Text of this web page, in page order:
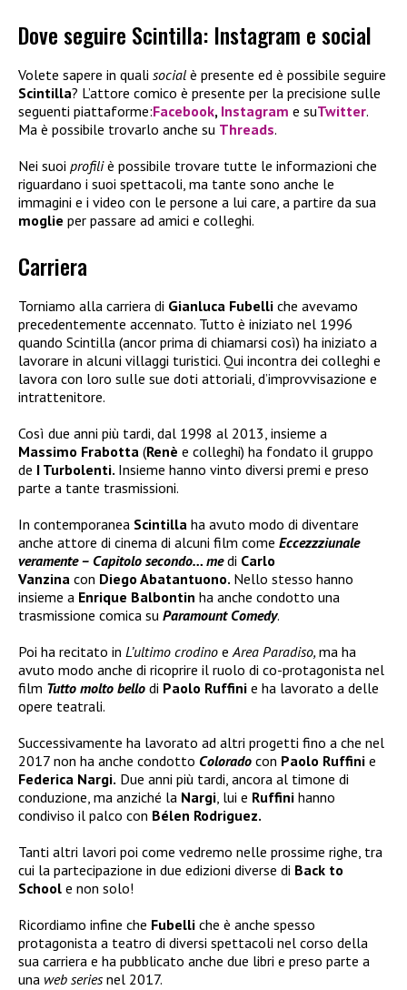
Dove seguire Scintilla: Instagram e social
Volete sapere in quali social è presente ed è possibile seguire
Scintilla? L’attore comico è presente per la precisione sulle
seguenti piattaforme:Facebook, Instagram e suTwitter.
Ma è possibile trovarlo anche su Threads.
Nei suoi profiliè possibile trovare tutte le informazioni che
riguardano i suoi spettacoli, ma tante sono anche le
immagini e i video con le persone a lui care, a partire da sua
moglie per passare ad amici e colleghi.
Carriera
Torniamo alla carriera di Gianluca Fubelli che avevamo
precedentemente accennato. Tutto è iniziato nel 1996
quando Scintilla (ancor prima di chiamarsi così) ha iniziato a
lavorare in alcuni villaggi turistici. Qui incontra dei colleghi e
lavora con loro sulle sue doti attoriali, d’improvvisazione e
intrattenitore.
Così due anni più tardi, dal 1998 al 2013, insieme a
Massimo Frabotta (Renè e colleghi) ha fondato il gruppo
de I Turbolenti. Insieme hanno vinto diversi premi e preso
parte a tante trasmissioni.
In contemporanea Scintilla ha avuto modo di diventare
anche attore di cinema di alcuni film come Eccezzziunale
veramente – Capitolo secondo… medi Carlo
Vanzina con Diego Abatantuono. Nello stesso hanno
insieme a Enrique Balbontin ha anche condotto una
trasmissione comica su Paramount Comedy.
Poi ha recitato in L’ultimo crodino eArea Paradiso, ma ha
avuto modo anche di ricoprire il ruolo di co-protagonista nel
film Tutto molto bello di Paolo Ruffini e ha lavorato a delle
opere teatrali.
Successivamente ha lavorato ad altri progetti fino a che nel
2017 non ha anche condotto Colorado con Paolo Ruffini e
Federica Nargi. Due anni più tardi, ancora al timone di
conduzione, ma anziché la Nargi, lui e Ruffini hanno
condiviso il palco con Bélen Rodriguez.
Tanti altri lavori poi come vedremo nelle prossime righe, tra
cui la partecipazione in due edizioni diverse di Back to
School e non solo!
Ricordiamo infine che Fubelli che è anche spesso
protagonista a teatro di diversi spettacoli nel corso della
sua carriera e ha pubblicato anche due libri e preso parte a
una web seriesnel 2017.